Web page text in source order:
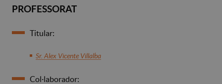
PROFESSORAT
Titular:
Sr. Alex Vicente Villalba
Col·laborador: